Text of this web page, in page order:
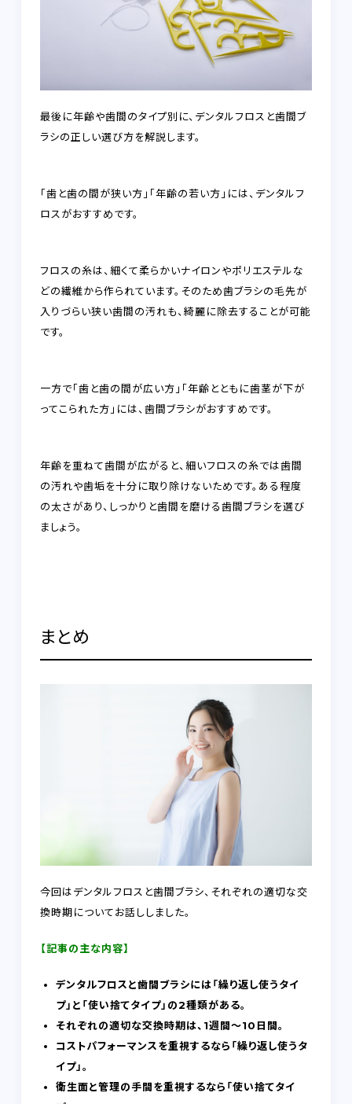
最後に年齢や歯間のタイプ別に、デンタルフロスと歯間ブ
ラシの正しい選び方を解説します。
「歯と歯の間が狭い方」「年齢の若い方」 には、 デンタルフ
ロスがおすすめです。
フロスの糸は、細くて柔らかいナイロンやポリエステルな
どの繊維から作られています。そのため歯ブラシの毛先が
入りづらい狭い歯間の汚れも、綺麗に除去することが可能
です。
一方で「歯と歯の間が広い方」「年齢とともに歯茎が下が
ってこられた方」 には、歯間ブラシがおすすめです。
年齢を重ねて歯間が広がると、細いフロスの糸では歯間
の汚れや歯垢を十分に取り除けないためです。ある程度
の太さがあり、しっかりと歯間を磨ける歯間ブラシを選び
ましょう。
まとめ
今回はデンタルフロスと歯間ブラシ、それぞれの適切な交
換時期についてお話ししました。
【記事の主な内容】
デンタルフロスと歯間ブラシには「繰り返し使うタイ
プ」と「使い捨てタイプ」の2種類がある。
それぞれの適切な交換時期は、1週間～10日間。
コストパフォーマンスを重視するなら「繰り返し使うタ
イプ」。
衛生面と管理の手間を重視するなら「使い捨てタイ